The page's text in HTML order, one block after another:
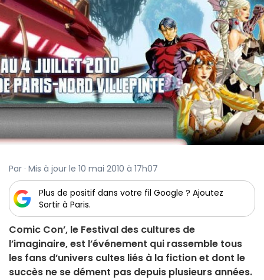
Par · Mis à jour le 10 mai 2010 à 17h07
Plus de positif dans votre fil Google ? Ajoutez
Sortir à Paris.
Comic Con’, le Festival des cultures de
l’imaginaire, est l’événement qui rassemble tous
les fans d’univers cultes liés à la fiction et dont le
succès ne se dément pas depuis plusieurs années.